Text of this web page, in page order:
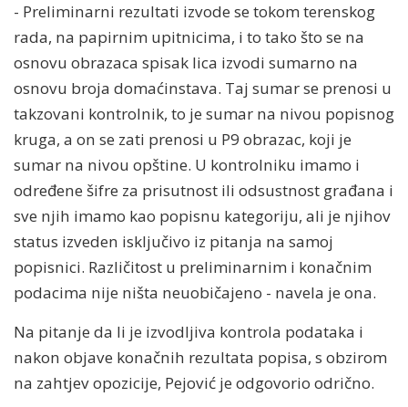
- Preliminarni rezultati izvode se tokom terenskog
rada, na papirnim upitnicima, i to tako što se na
osnovu obrazaca spisak lica izvodi sumarno na
osnovu broja domaćinstava. Taj sumar se prenosi u
takzovani kontrolnik, to je sumar na nivou popisnog
kruga, a on se zati prenosi u P9 obrazac, koji je
sumar na nivou opštine. U kontrolniku imamo i
određene šifre za prisutnost ili odsustnost građana i
sve njih imamo kao popisnu kategoriju, ali je njihov
status izveden isključivo iz pitanja na samoj
popisnici. Različitost u preliminarnim i konačnim
podacima nije ništa neuobičajeno - navela je ona.
Na pitanje da li je izvodljiva kontrola podataka i
nakon objave konačnih rezultata popisa, s obzirom
na zahtjev opozicije, Pejović je odgovorio odrično.